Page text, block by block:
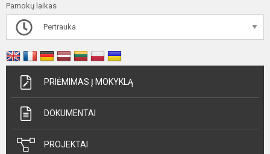
Pamokų laikas
Pertrauka
PRIĖMIMAS Į MOKYKLĄ
DOKUMENTAI
PROJEKTAI